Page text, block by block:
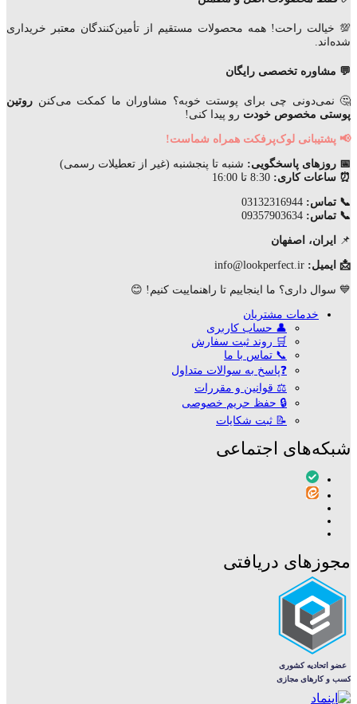
💯 خیالت راحت! همه محصولات مستقیم از تأمین‌کنندگان معتبر خریداری
شده‌اند.
💬 مشاوره تخصصی رایگان
🤔 نمی‌دونی چی برای پوستت خوبه؟ مشاوران ما کمکت می‌کنن روتین
پوستی مخصوص خودت رو پیدا کنی!
📢 پشتیبانی لوک‌پرفکت همراه شماست!
📅 روزهای پاسخگویی: شنبه تا پنجشنبه (غیر از تعطیلات رسمی)
⏰ ساعات کاری:
📞 تماس:
📞 تماس:
📌 ایران، اصفهان
📩 ایمیل:
💙 سوال داری؟ ما اینجاییم تا راهنماییت کنیم! 😊
خدمات مشتریان
👤 حساب کاربری
🛒 روند ثبت سفارش
📞 تماس با ما
❓پاسخ به سوالات متداول
⚖ قوانین و مقررات
🔒 حفظ حریم خصوصی
📝 ثبت شکایات
شبکه‌های اجتماعی
مجوزهای دریافتی